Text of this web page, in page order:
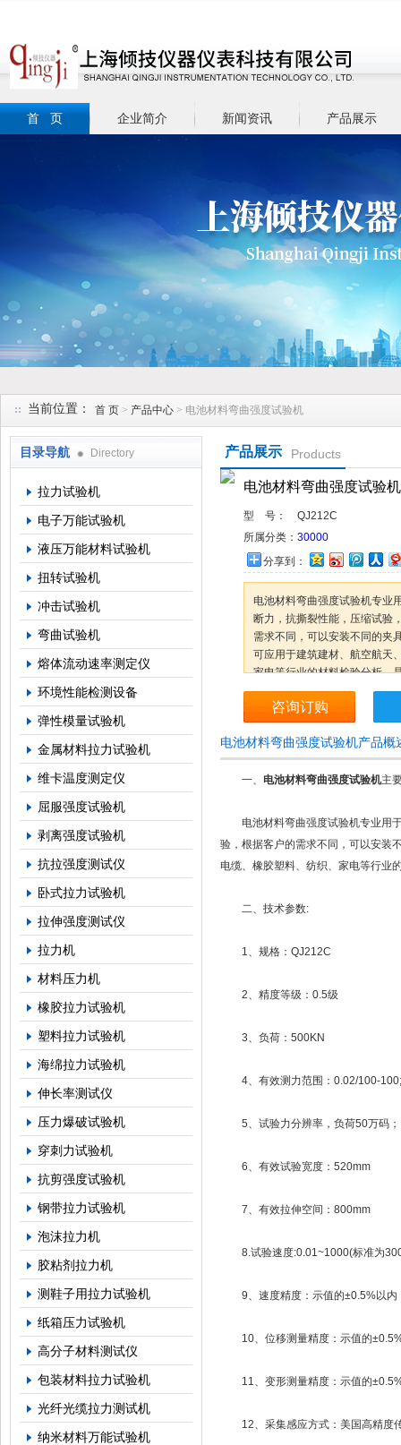
首 页 企业简介 新闻资讯 产品展示
当前位置： 首 页 > 产品中心 > 电池材料弯曲强度试验机
目录导航 Directory
拉力试验机
电子万能试验机
液压万能材料试验机
扭转试验机
冲击试验机
弯曲试验机
熔体流动速率测定仪
环境性能检测设备
弹性模量试验机
金属材料拉力试验机
维卡温度测定仪
屈服强度试验机
剥离强度试验机
抗拉强度测试仪
卧式拉力试验机
拉伸强度测试仪
拉力机
材料压力机
橡胶拉力试验机
塑料拉力试验机
海绵拉力试验机
伸长率测试仪
压力爆破试验机
穿刺力试验机
抗剪强度试验机
钢带拉力试验机
泡沫拉力机
胶粘剂拉力机
测鞋子用拉力试验机
纸箱压力试验机
高分子材料测试仪
包装材料拉力试验机
光纤光缆拉力测试机
纳米材料万能试验机
产品展示 Products
电池材料弯曲强度试验机
型 号：
QJ212C
所属分类： 30000
分享到：
电池材料弯曲强度试验机专业
断力，抗撕裂性能，压缩试验
需求不同，可以安装不同的夹
可应用于建筑建材、航空航天
家电等行业的材料检验分析，
督、商检仲裁等部门的理想测
咨询订购
电池材料弯曲强度试验机产品概
一、 电池材料弯曲强度试验机主
电池材料弯曲强度试验机专业用于
验，根据客户的需求不同，可以安装
电缆、橡胶塑料、纺织、家电等行业
二、技术参数:
1、规格：QJ212C
2、精度等级：0.5级
3、负荷：500KN
4、有效测力范围：0.02/100-100;
5、试验力分辨率，负荷50万码；
6、有效试验宽度：520mm
7、有效拉伸空间：800mm
8.试验速度:0.01~1000(标准为
9、速度精度：示值的±0.5%以内
10、位移测量精度：示值的
11、变形测量精度：示值的
12、采集感应方式：美国高精度